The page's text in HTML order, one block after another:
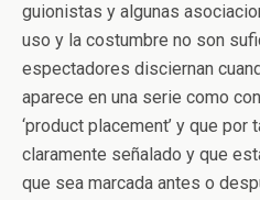
guionistas y algunas
uso y la costumbre no son
espectadores disciernan
aparece en una serie como
‘product placement’ y que
claramente señalado y que
que sea marcada antes o